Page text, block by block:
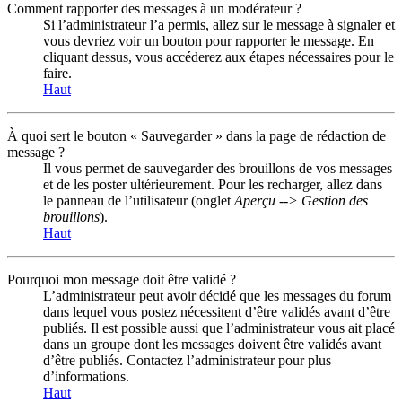
Comment rapporter des messages à un modérateur ?
Si l’administrateur l’a permis, allez sur le message à signaler et
vous devriez voir un bouton pour rapporter le message. En
cliquant dessus, vous accéderez aux étapes nécessaires pour le
faire.
Haut
À quoi sert le bouton « Sauvegarder » dans la page de rédaction de
message ?
Il vous permet de sauvegarder des brouillons de vos messages
et de les poster ultérieurement. Pour les recharger, allez dans
le panneau de l’utilisateur (onglet Aperçu --> Gestion des
brouillons).
Haut
Pourquoi mon message doit être validé ?
L’administrateur peut avoir décidé que les messages du forum
dans lequel vous postez nécessitent d’être validés avant d’être
publiés. Il est possible aussi que l’administrateur vous ait placé
dans un groupe dont les messages doivent être validés avant
d’être publiés. Contactez l’administrateur pour plus
d’informations.
Haut